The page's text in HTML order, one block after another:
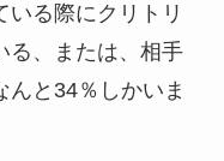
いる際にクリトリ
る、または、相手
んと34％しかいま